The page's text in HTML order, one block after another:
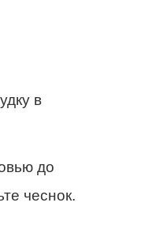
в
до
чеснок.